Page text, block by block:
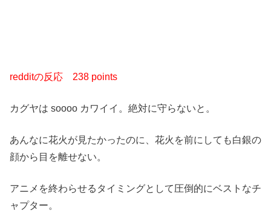
redditの反応 238 points
カグヤは soooo カワイイ。絶対に守らないと。
あんなに花火が見たかったのに、花火を前にしても白銀の
顔から目を離せない。
アニメを終わらせるタイミングとして圧倒的にベストなチ
ャプター。